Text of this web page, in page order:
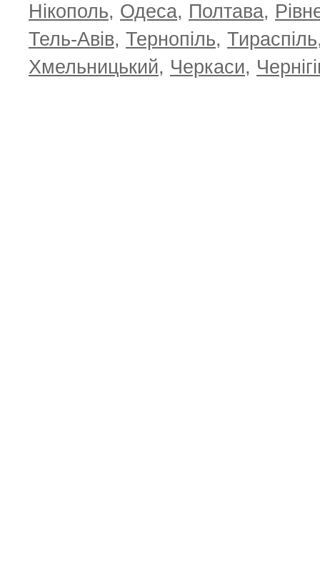
Нікополь, Одеса, Полтава,
Тель-Авів, Тернопіль, Тираспіль
Хмельницький, Черкаси,